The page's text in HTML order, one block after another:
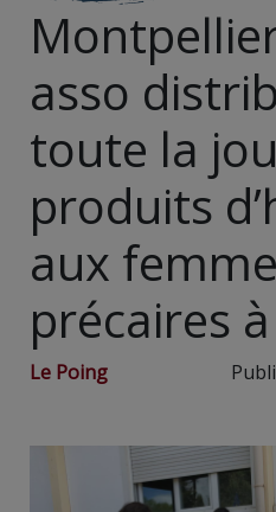
asso
toute la
produits
aux
précaires
Le Poing